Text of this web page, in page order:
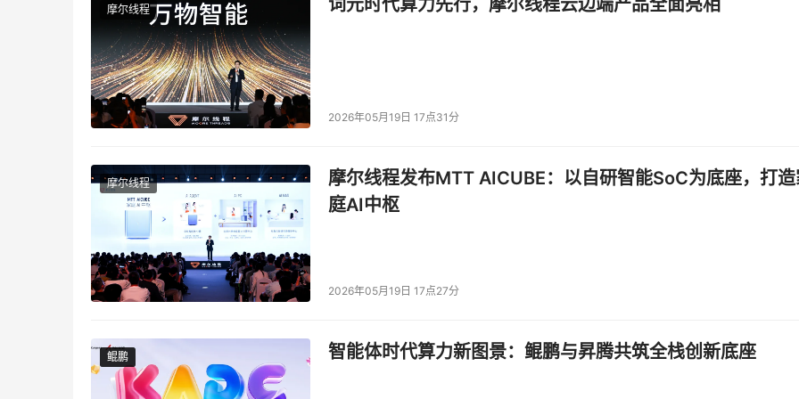
摩尔线程 词元时代算力先行，摩尔线程云边端产品全面亮相
2026年05月19日 17点31分
摩尔线程
摩尔线程发布MTT AICUBE：以自研智能SoC为底座，打
庭AI中枢
2026年05月19日 17点27分
鲲鹏
鲲鹏 智能体时代算力新图景：鲲鹏与昇腾共筑全栈创新底座